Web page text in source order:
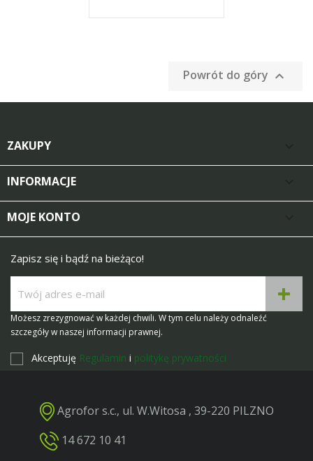
Powrót do góry 
ZAKUPY
INFORMACJE
MOJE KONTO
Zapisz się i bądź na bieżąco!
Możesz zrezygnować w każdej chwili. W tym celu należy odnaleźć
szczegóły w naszej informacji prawnej.
Akceptuję Regulamin i politykę prywatności
Agrofor s.c., ul. W.Witosa , 39-220 PILZNO
14 672 10 41